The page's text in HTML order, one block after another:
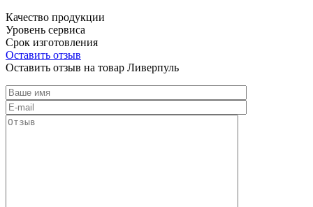
Качество продукции
Уровень сервиса
Срок изготовления
Оставить отзыв
Оставить отзыв на товар Ливерпуль